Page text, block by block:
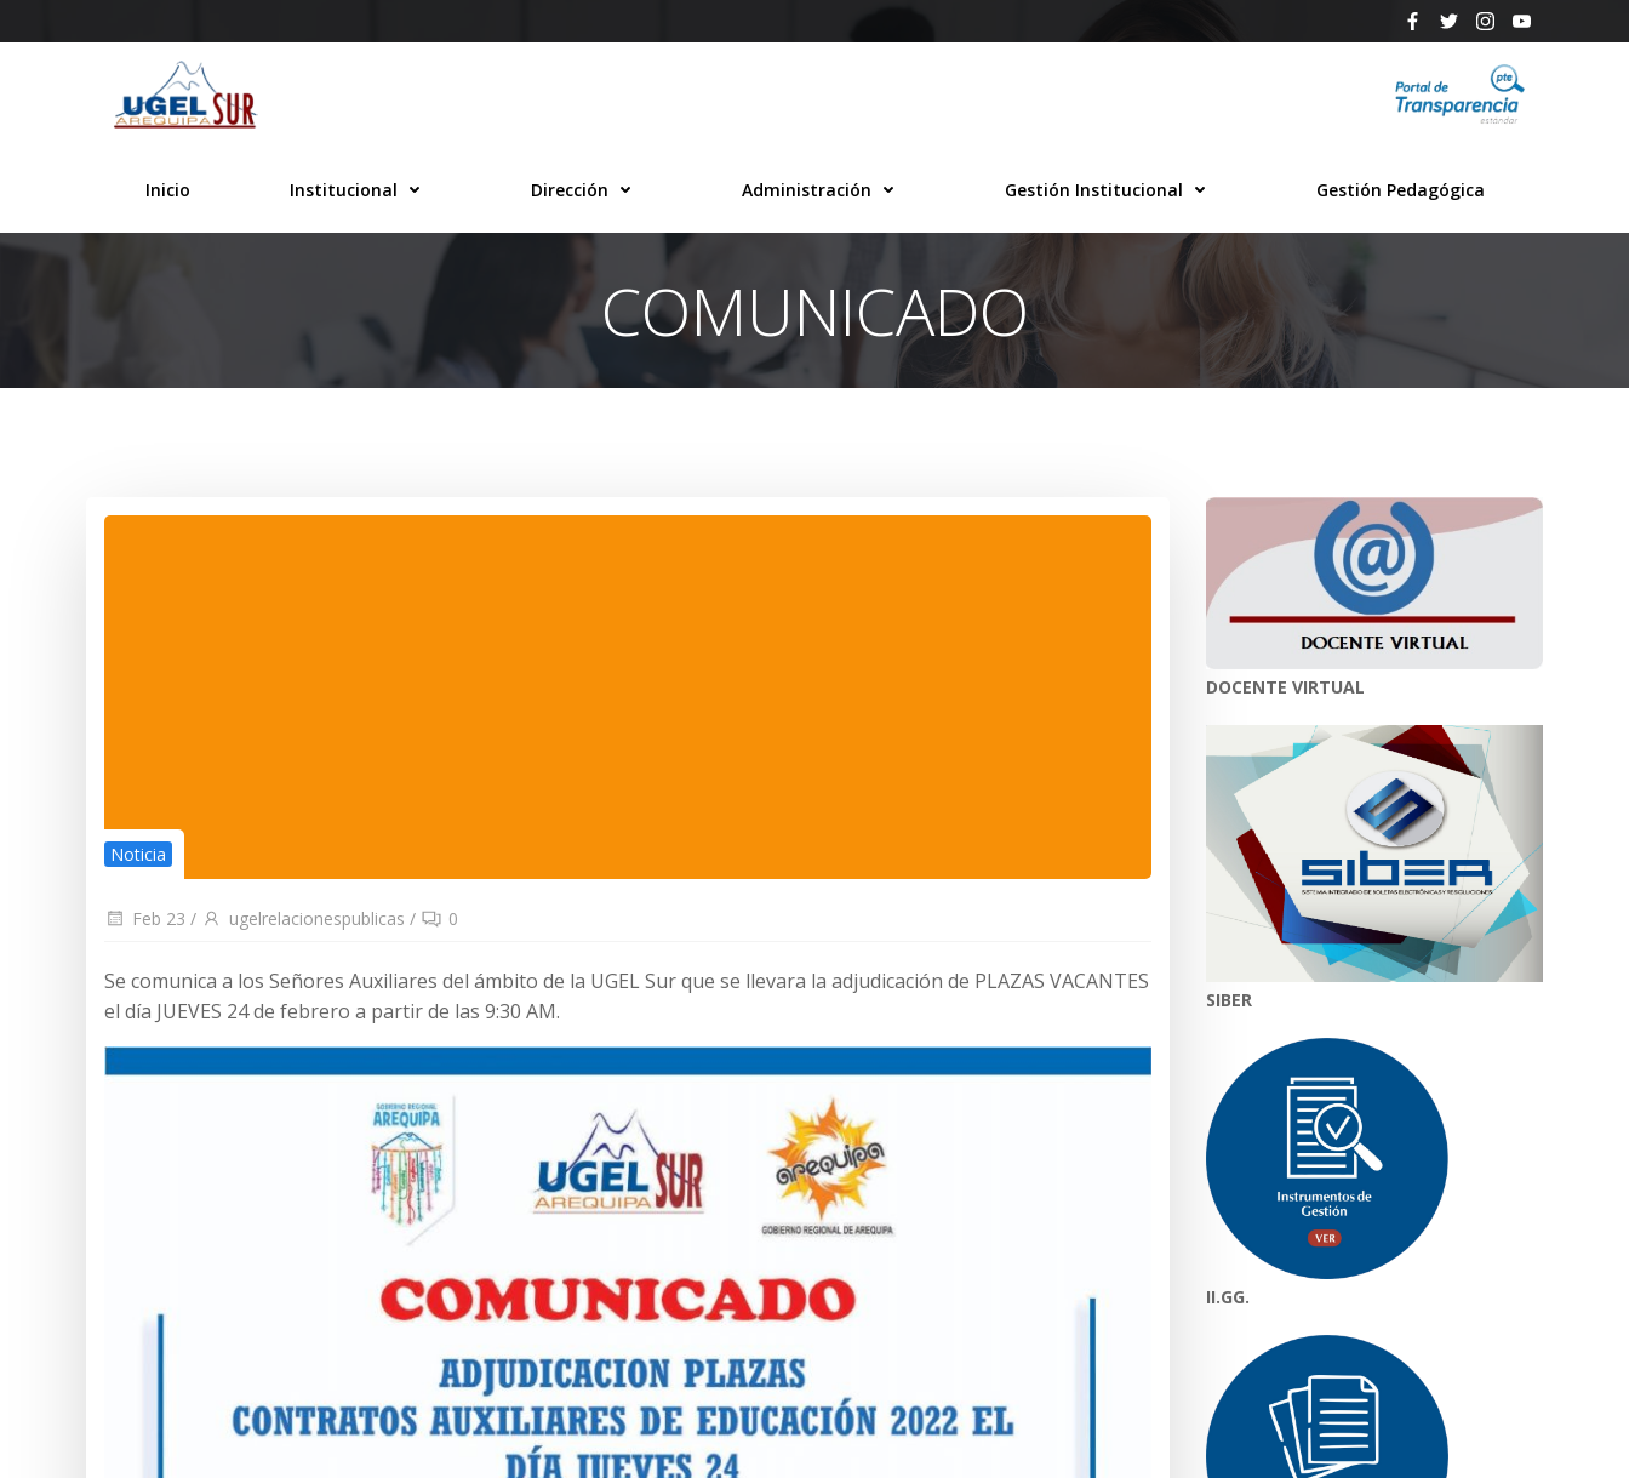
al
Inicio Institucional Dirección Administración Gestión Institucional Gestión Pedagógica
COMUNICADO
Noticia
Feb 23 / ugelrelacionespublicas / 0
Se comunica a los Señores Auxiliares del ámbito de la UGEL Sur que se llevara la adjudicación de PLAZAS VACANTES
el día JUEVES 24 de febrero a partir de las 9:30 AM.
DOCENTE VIRTUAL
SIBER
II.GG.